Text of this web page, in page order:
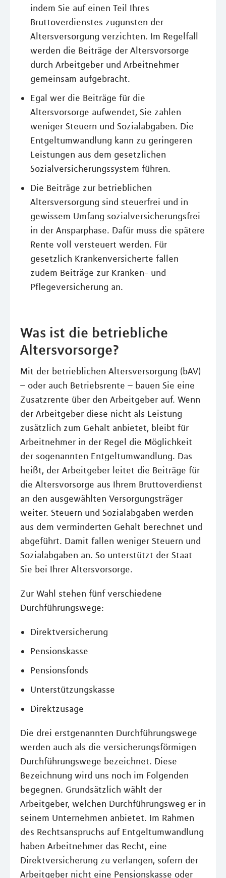
indem Sie auf einen Teil Ihres
Bruttoverdienstes zugunsten der
Altersversorgung verzichten. Im Regelfall
werden die Beiträge der Altersvorsorge
durch Arbeitgeber und Arbeitnehmer
gemeinsam aufgebracht.
Egal wer die Beiträge für die
Altersvorsorge aufwendet, Sie zahlen
weniger Steuern und Sozialabgaben. Die
Entgeltumwandlung kann zu geringeren
Leistungen aus dem gesetzlichen
Sozialversicherungssystem führen.
Die Beiträge zur betrieblichen
Altersversorgung sind steuerfrei und in
gewissem Umfang sozialversicherungsfrei
in der Ansparphase. Dafür muss die spätere
Rente voll versteuert werden. Für
gesetzlich Krankenversicherte fallen
zudem Beiträge zur Kranken- und
Pflegeversicherung an.
Was ist die betriebliche
Altersvorsorge?
Mit der betrieblichen Altersversorgung (bAV)
– oder auch Betriebsrente – bauen Sie eine
Zusatzrente über den Arbeitgeber auf. Wenn
der Arbeitgeber diese nicht als Leistung
zusätzlich zum Gehalt anbietet, bleibt für
Arbeitnehmer in der Regel die Möglichkeit
der sogenannten Entgeltumwandlung. Das
heißt, der Arbeitgeber leitet die Beiträge für
die Altersvorsorge aus Ihrem Bruttoverdienst
an den ausgewählten Versorgungsträger
weiter. Steuern und Sozialabgaben werden
aus dem verminderten Gehalt berechnet und
abgeführt. Damit fallen weniger Steuern und
Sozialabgaben an. So unterstützt der Staat
Sie bei Ihrer Altersvorsorge.
Zur Wahl stehen fünf verschiedene
Durchführungswege:
Direktversicherung
Pensionskasse
Pensionsfonds
Unterstützungskasse
Direktzusage
Die drei erstgenannten Durchführungswege
werden auch als die versicherungsförmigen
Durchführungswege bezeichnet. Diese
Bezeichnung wird uns noch im Folgenden
begegnen. Grundsätzlich wählt der
Arbeitgeber, welchen Durchführungsweg er in
seinem Unternehmen anbietet. Im Rahmen
des Rechtsanspruchs auf Entgeltumwandlung
haben Arbeitnehmer das Recht, eine
Direktversicherung zu verlangen, sofern der
Arbeitgeber nicht eine Pensionskasse oder